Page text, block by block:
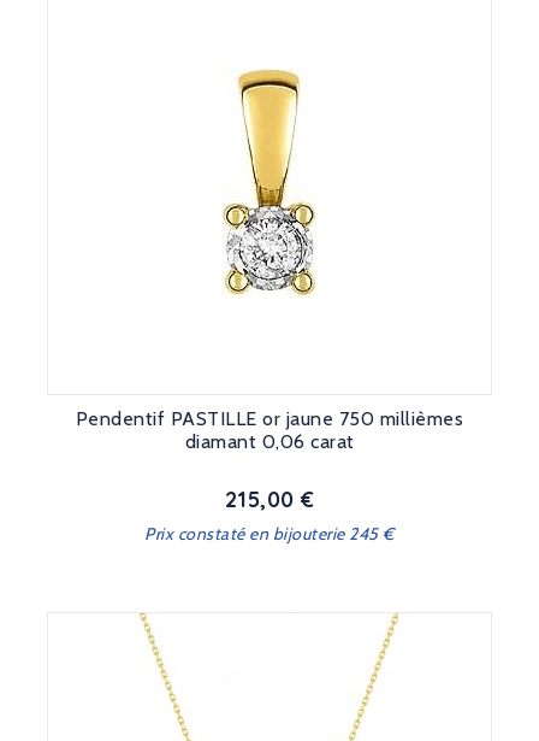
Pendentif PASTILLE or jaune 750 millièmes
diamant 0,06 carat
Prix
215,00 €
Prix constaté en bijouterie 245 €